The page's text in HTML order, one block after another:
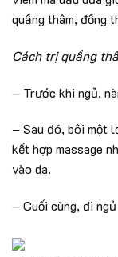
quầng thâm, đồng
Cách trị quầng
– Trước khi ngủ,
– Sau đó, bôi một
kết hợp massage
vào da.
– Cuối cùng, đi